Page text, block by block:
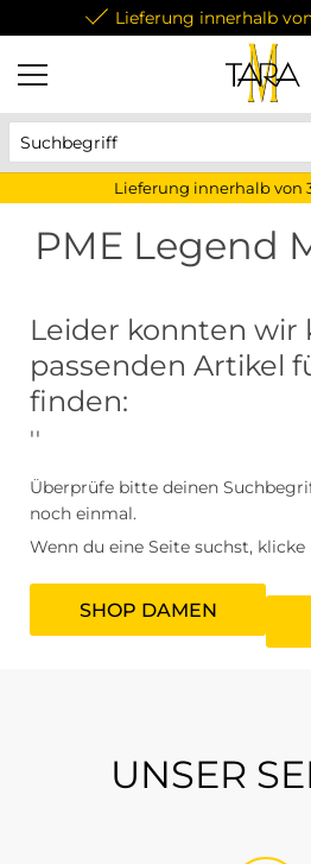
Lieferung innerhalb
Lieferung innerhalb von
PME Legend
Leider konnten wir
passenden Artikel
finden:
''
Überprüfe bitte deinen
noch einmal.
Wenn du eine Seite suchst, klicke
SHOP DAMEN
UNSER